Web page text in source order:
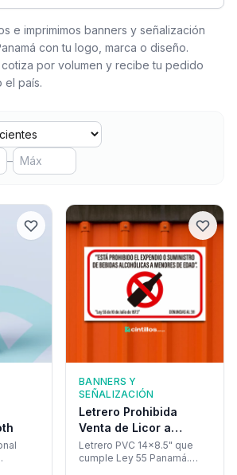
e imprimimos banners y señalización
con tu logo, marca o diseño.
por volumen y recibe tu pedido
el país.
–
BANNERS Y
SEÑALIZACIÓN
Letrero Prohibida
Venta de Licor a
Menores (14×8.5″)
Letrero PVC 14×8.5" que
cumple Ley 55 Panamá.